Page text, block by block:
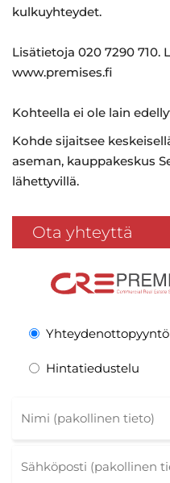
kulkuyhteydet.
Lisätietoja 020 7290 710.
www.premises.fi
Kohteella ei ole lain
Kohde sijaitsee
aseman, kauppakeskus
lähettyvillä.
Ota yhteyttä
Yhteydenottopyyntö
Hintatiedustelu